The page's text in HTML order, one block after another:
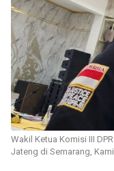
Wakil Ketua Komisi III
Jateng di Semarang,